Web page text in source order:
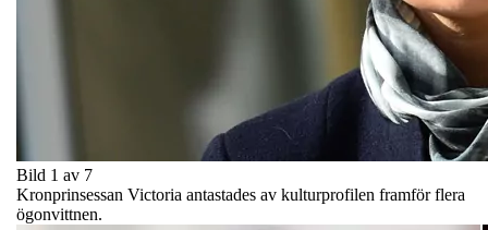
Bild 1 av 7
Kronprinsessan Victoria antastades av kulturprofilen framför flera
ögonvittnen.